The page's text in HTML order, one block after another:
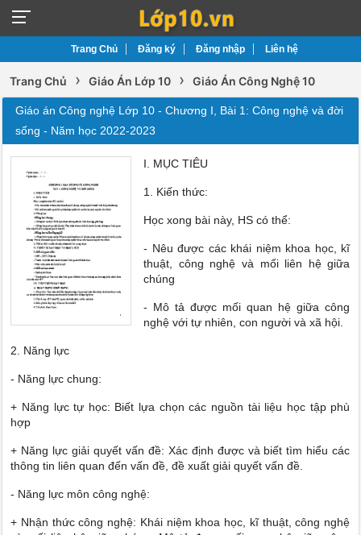
Trang Chủ Đăng ký Đăng nhập Liên hệ
Trang Chủ › Giáo Án Lớp 10 › Giáo Án Công Nghệ 10
Giáo án Công nghệ Lớp 10 - Chương I, Bài 1: Công nghệ và đời
sống - Năm học 2022-2023
I. MỤC TIÊU
1. Kiến thức:
Học xong bài này, HS có thể:
- Nêu được các khái niệm khoa học, kĩ
thuật, công nghệ và mối liên hệ giữa
chúng
- Mô tả được mối quan hệ giữa công
nghệ với tự nhiên, con người và xã hội.
2. Năng lực
- Năng lực chung:
+ Năng lực tự học: Biết lựa chọn các nguồn tài liệu học tập phù
hợp
+ Năng lực giải quyết vấn đề: Xác định được và biết tìm hiểu các
thông tin liên quan đến vấn đề, đề xuất giải quyết vấn đề.
- Năng lực môn công nghệ:
+ Nhận thức công nghệ: Khái niệm khoa học, kĩ thuật, công nghệ